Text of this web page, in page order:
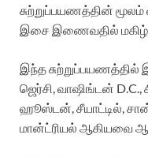
சுற்றுப்பயணத்தின்
இசை இணைவதில்
இந்த சுற்றுப்பயணத்தில்
ஜெர்சி, வாஷிங்டன்
ஹூஸ்டன், சீயாட்டில்,
மான்ட்ரியல் ஆகியவை